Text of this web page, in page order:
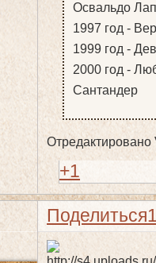
Освальдо
1997 год -
1999 год -
2000 год -
Сантандер
Отредактировано
+1
Поделиться